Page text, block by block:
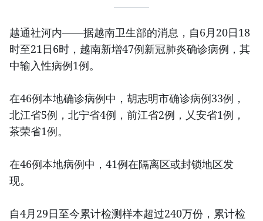
越通社河内——据越南卫生部的消息，自6月20日18
时至21日6时，越南新增47例新冠肺炎确诊病例，其
中输入性病例1例。
在46例本地确诊病例中，胡志明市确诊病例33例，
北江省5例，北宁省4例，前江省2例，乂安省1例，
茶荣省1例。
在46例本地病例中，41例在隔离区或封锁地区发
现。
自4月29日至今累计检测样本超过240万份，累计检